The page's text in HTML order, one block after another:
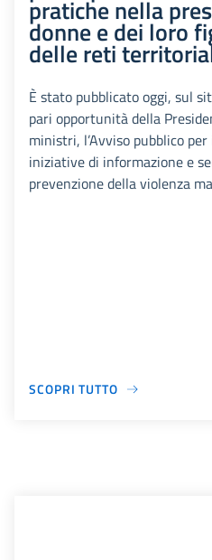
pratiche nella
donne e dei loro
delle reti
È stato pubblicato oggi, sul
pari opportunità della
ministri, l’Avviso pubblico
iniziative di informazione e
prevenzione della violenza
SCOPRI TUTTO